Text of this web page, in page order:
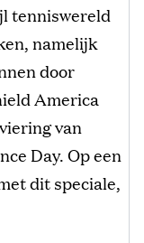
tenniswereld
namelijk
door
America
van
Day. Op een
dit speciale,